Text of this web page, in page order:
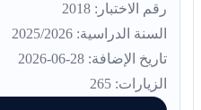
رقم الاختبار: 2018
السنة الدراسية: 2025/2026
تاريخ الإضافة: 28-06-2026
الزيارات: 265